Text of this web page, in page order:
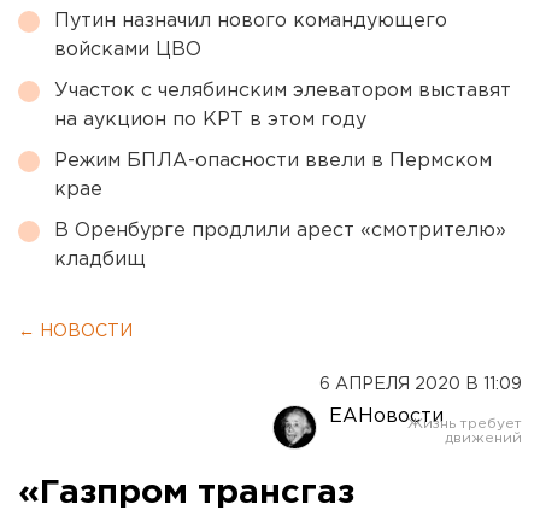
Путин назначил нового командующего
войсками ЦВО
Участок с челябинским элеватором выставят
на аукцион по КРТ в этом году
Режим БПЛА-опасности ввели в Пермском
крае
В Оренбурге продлили арест «смотрителю»
кладбищ
← НОВОСТИ
6 АПРЕЛЯ 2020 В 11:09
ЕАНовости
«Газпром трансгаз